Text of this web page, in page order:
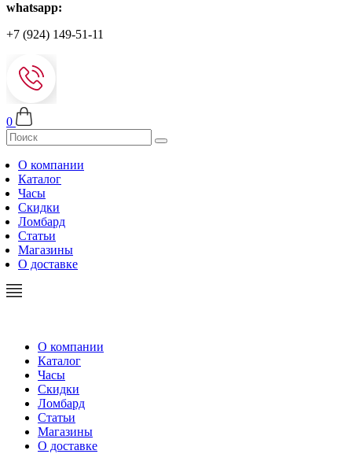
whatsapp:
+7 (924) 149-51-11
0
О компании
Каталог
Часы
Скидки
Ломбард
Статьи
Магазины
О доставке
О компании
Каталог
Часы
Скидки
Ломбард
Статьи
Магазины
О доставке